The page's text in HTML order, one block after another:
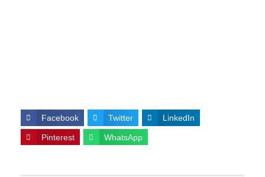
Facebook Twitter LinkedIn
Pinterest WhatsApp